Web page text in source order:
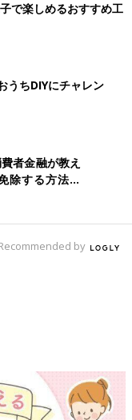
で楽しめるおすすめ工
うちDIYにチャレン
者金融が教え
除する方法』
by